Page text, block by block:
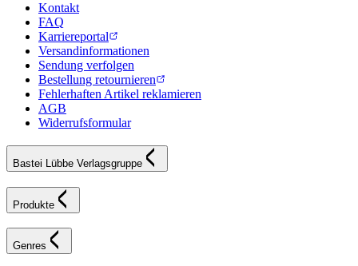
Kontakt
FAQ
Karriereportal
Versandinformationen
Sendung verfolgen
Bestellung retournieren
Fehlerhaften Artikel reklamieren
AGB
Widerrufsformular
Bastei Lübbe Verlagsgruppe
Produkte
Genres